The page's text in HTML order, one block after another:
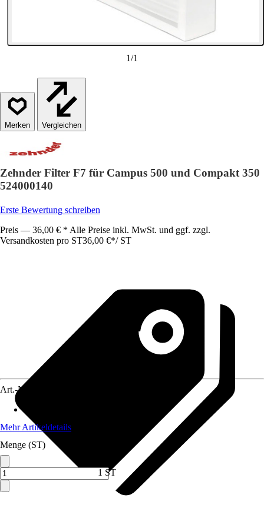
1/1
Vergleichen
Zehnder Filter F7 für Campus 500 und Compakt 350
524000140
Erste Bewertung schreiben
Preis — 36,00 € * Alle Preise inkl. MwSt. und ggf. zzgl.
Versandkosten pro ST36,00 €*/ ST
Art.-Nr.
Mehr Artikeldetails
Menge (ST)
1 ST